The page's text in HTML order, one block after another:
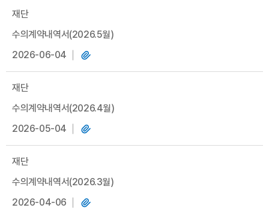
재단
수의계약내역서(2026.5월)
2026-06-04
재단
수의계약내역서(2026.4월)
2026-05-04
재단
수의계약내역서(2026.3월)
2026-04-06